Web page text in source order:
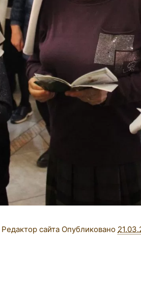
Редактор сайта Опубликовано